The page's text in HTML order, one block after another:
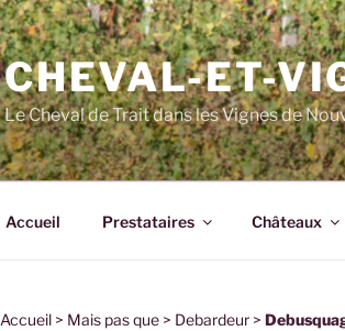
CHEVAL-ET-
Le Cheval de Trait dans les Vignes de
Accueil Prestataires Châteaux
Accueil> Mais pas que> Debardeur>